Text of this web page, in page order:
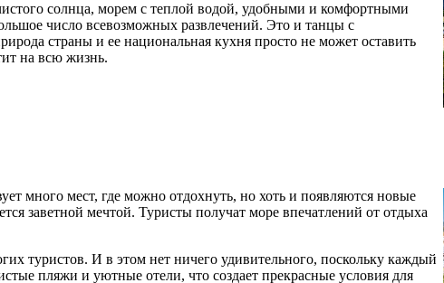
солнца, морем с теплой водой, удобными и комфортными
число всевозможных развлечений. Это и танцы с
страны и ее национальная кухня просто не может оставить
на всю жизнь.
много мест, где можно отдохнуть, но хоть и появляются новые
заветной мечтой. Туристы получат море впечатлений от отдыха
туристов. И в этом нет ничего удивительного, поскольку каждый
пляжи и уютные отели, что создает прекрасные условия для